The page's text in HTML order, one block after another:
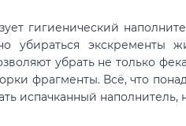
гигиенический
убираться экскременты
убрать не только
фрагменты. Всё, что
испачканный наполнитель,